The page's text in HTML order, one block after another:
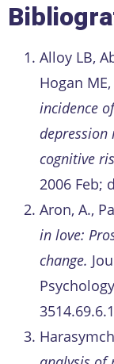
Alloy LB,
Hogan
incidence
cognitive
2006 Feb;
Aron, A.,
in love:
change.
Psychology